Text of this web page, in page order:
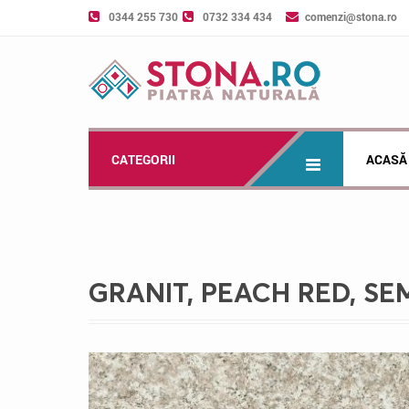
0344 255 730 0732 334 434 comenzi@stona.ro
CATEGORII ACASĂ
GRANIT, PEACH RED,